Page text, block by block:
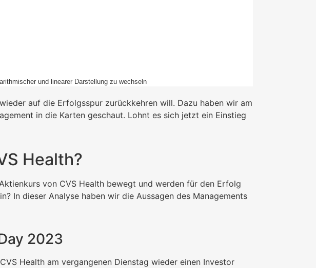
und linearer Darstellung zu wechseln
auf die Erfolgsspur zurückkehren will. Dazu haben wir am
in die Karten geschaut. Lohnt es sich jetzt ein Einstieg
Health?
von CVS Health bewegt und werden für den Erfolg
In dieser Analyse haben wir die Aussagen des Managements
2023
Health am vergangenen Dienstag wieder einen Investor